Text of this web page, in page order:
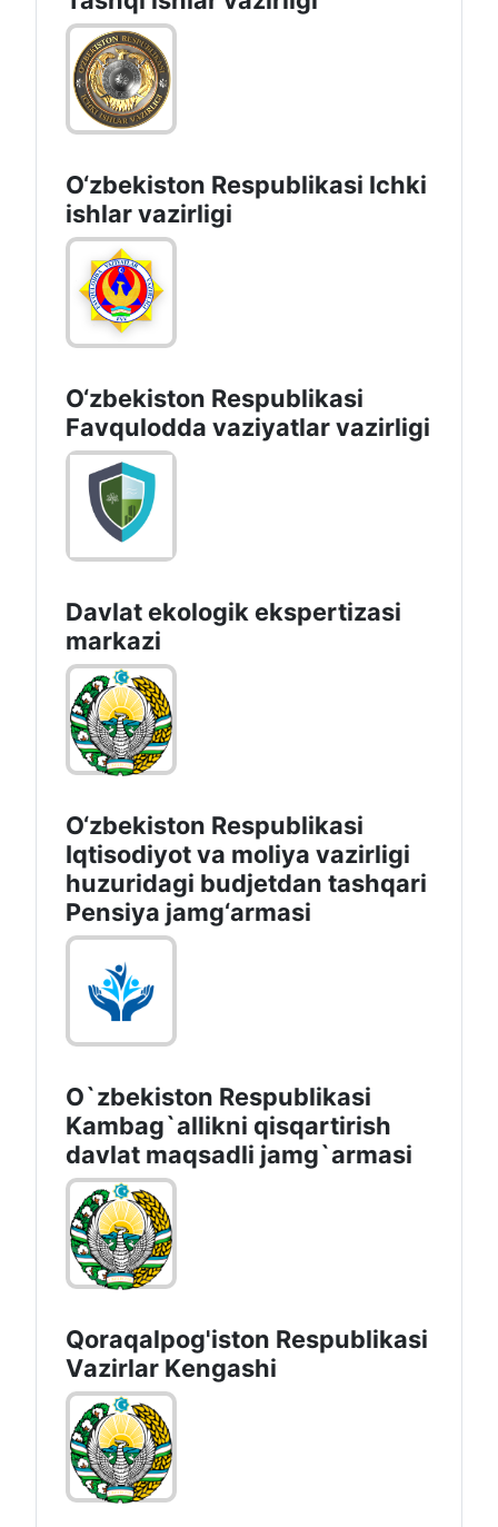
O‘zbеkiston Rеspublikаsi Ichki
ishlаr vаzirligi
O‘zbеkistоn Rеspublikаsi
Favqulodda vaziyatlar vazirligi
Davlat ekologik ekspertizasi
markazi
O‘zbekiston Respublikasi
Iqtisodiyot va moliya vazirligi
huzuridagi budjetdan tashqari
Pensiya jamg‘armasi
O`zbekiston Respublikasi
Kambag`allikni qisqartirish
davlat maqsadli jamg`armasi
Qoraqalpog'iston Rеspublikаsi
Vаzirlаr Kеngаshi